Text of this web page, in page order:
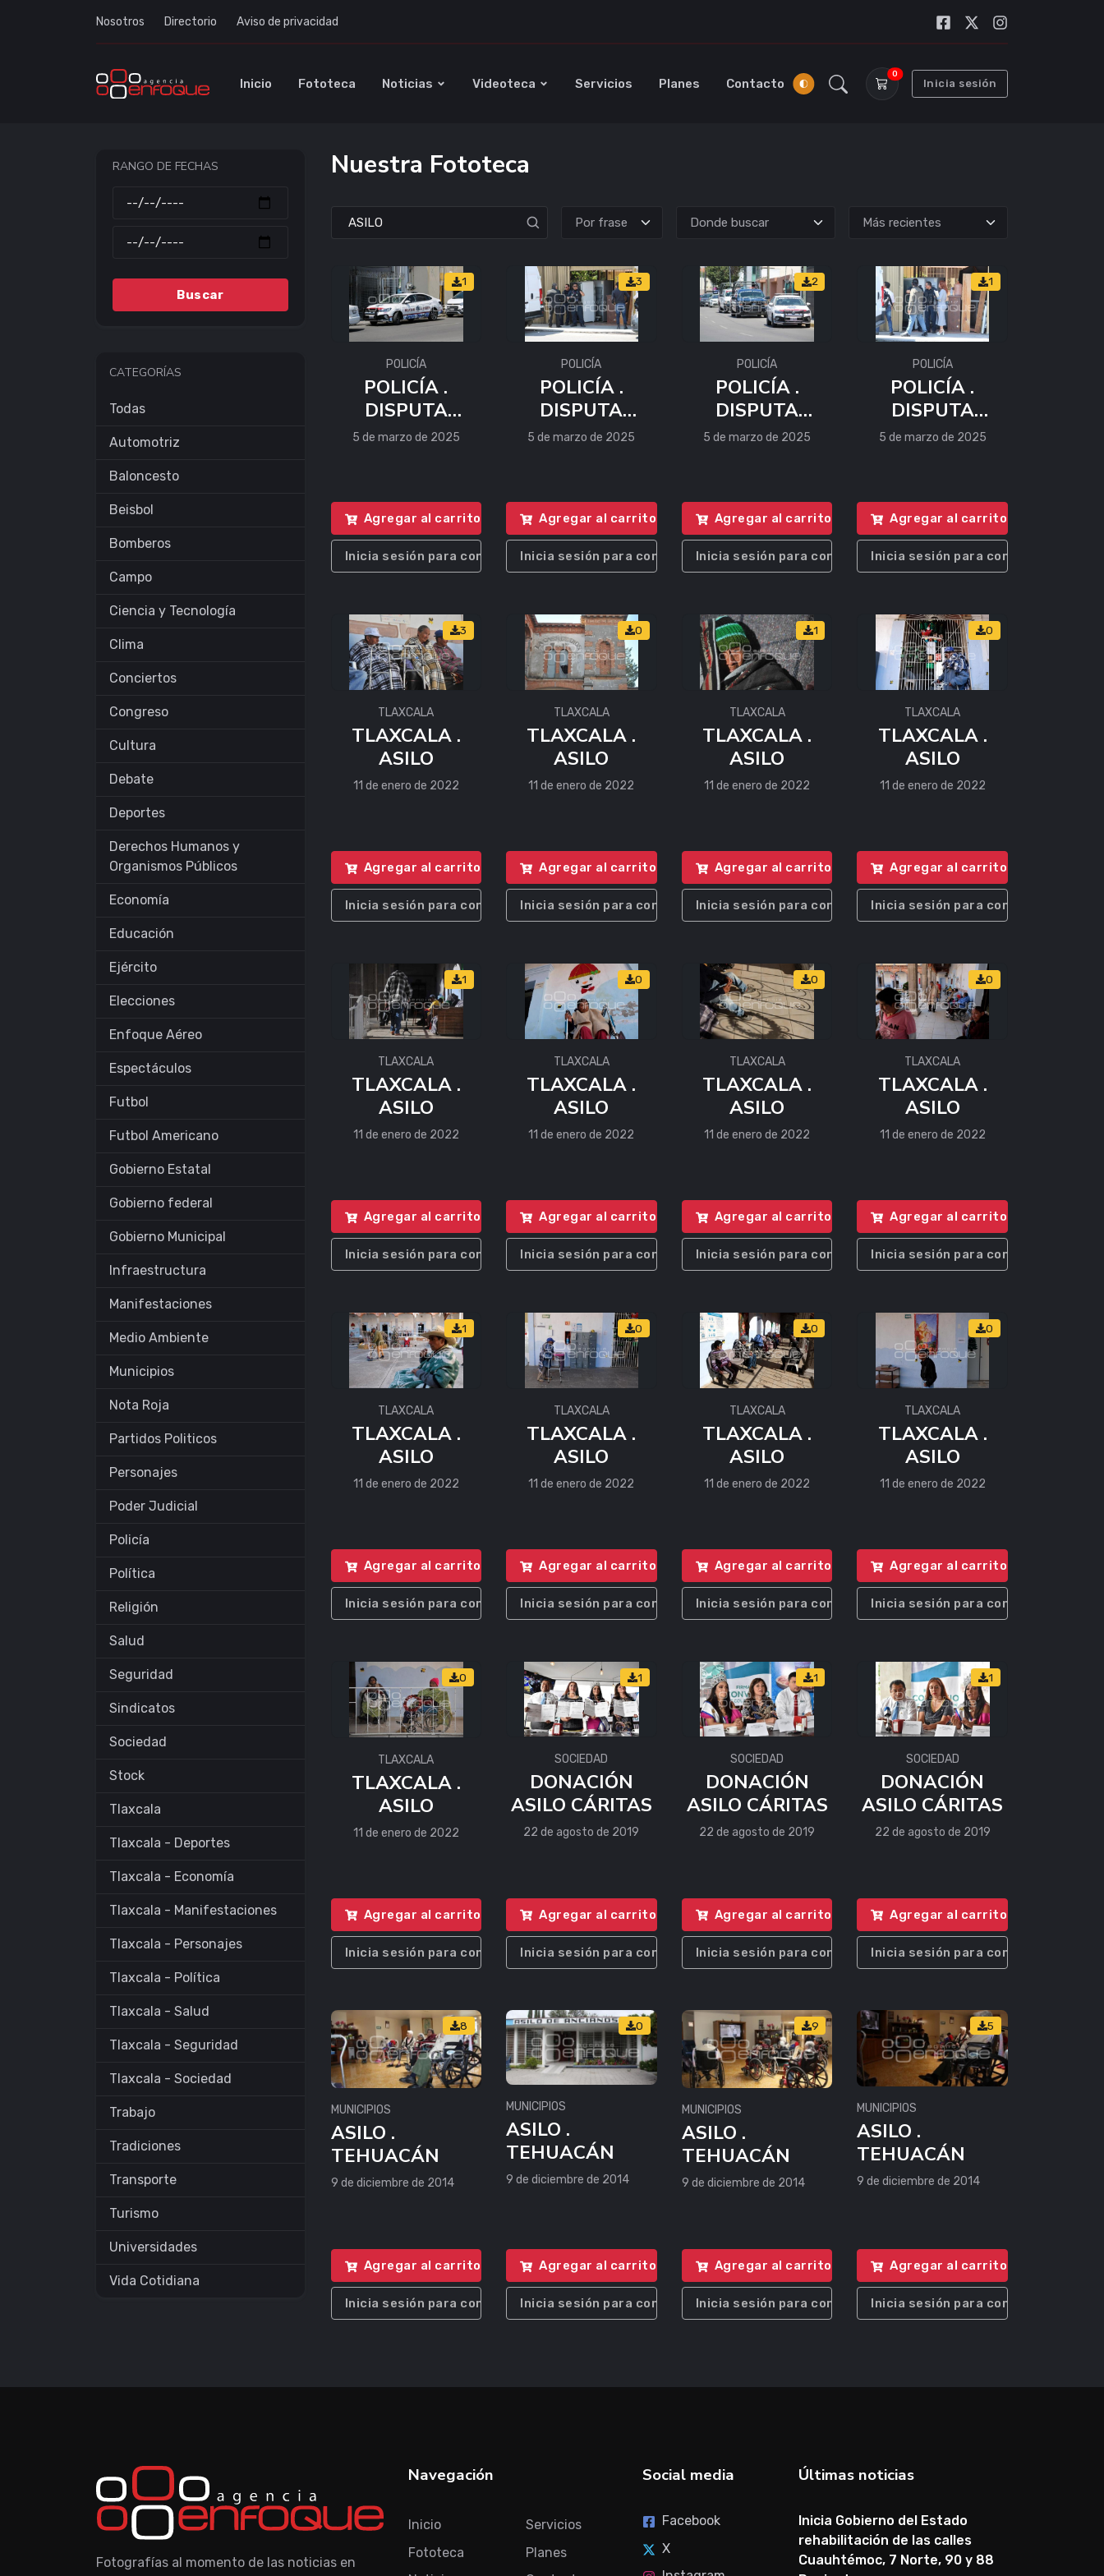
Nosotros Directorio Aviso de privacidad
Inicio Fototeca Noticias Videoteca Servicios Planes Contacto
0
Inicia sesión
RANGO DE FECHAS
Buscar
CATEGORÍAS
Todas
Automotriz
Baloncesto
Beisbol
Bomberos
Campo
Ciencia y Tecnología
Clima
Conciertos
Congreso
Cultura
Debate
Deportes
Derechos Humanos y
Organismos Públicos
Economía
Educación
Ejército
Elecciones
Enfoque Aéreo
Espectáculos
Futbol
Futbol Americano
Gobierno Estatal
Gobierno federal
Gobierno Municipal
Infraestructura
Manifestaciones
Medio Ambiente
Municipios
Nota Roja
Partidos Politicos
Personajes
Poder Judicial
Policía
Política
Religión
Salud
Seguridad
Sindicatos
Sociedad
Stock
Tlaxcala
Tlaxcala - Deportes
Tlaxcala - Economía
Tlaxcala - Manifestaciones
Tlaxcala - Personajes
Tlaxcala - Política
Tlaxcala - Salud
Tlaxcala - Seguridad
Tlaxcala - Sociedad
Trabajo
Tradiciones
Transporte
Turismo
Universidades
Vida Cotidiana
Nuestra Fototeca
Donde buscar
1
POLICÍA
POLICÍA .
DISPUTA
INMUEBLE
5 de marzo de 2025
Agregar al carrito
Inicia sesión para comprar
3
POLICÍA
POLICÍA .
DISPUTA
INMUEBLE
5 de marzo de 2025
Agregar al carrito
Inicia sesión para comprar
2
POLICÍA
POLICÍA .
DISPUTA
INMUEBLE
5 de marzo de 2025
Agregar al carrito
Inicia sesión para comprar
1
POLICÍA
POLICÍA .
DISPUTA
INMUEBLE
5 de marzo de 2025
Agregar al carrito
Inicia sesión para comprar
3
TLAXCALA
TLAXCALA .
ASILO
11 de enero de 2022
Agregar al carrito
Inicia sesión para comprar
0
TLAXCALA
TLAXCALA .
ASILO
11 de enero de 2022
Agregar al carrito
Inicia sesión para comprar
1
TLAXCALA
TLAXCALA .
ASILO
11 de enero de 2022
Agregar al carrito
Inicia sesión para comprar
0
TLAXCALA
TLAXCALA .
ASILO
11 de enero de 2022
Agregar al carrito
Inicia sesión para comprar
1
TLAXCALA
TLAXCALA .
ASILO
11 de enero de 2022
Agregar al carrito
Inicia sesión para comprar
0
TLAXCALA
TLAXCALA .
ASILO
11 de enero de 2022
Agregar al carrito
Inicia sesión para comprar
0
TLAXCALA
TLAXCALA .
ASILO
11 de enero de 2022
Agregar al carrito
Inicia sesión para comprar
0
TLAXCALA
TLAXCALA .
ASILO
11 de enero de 2022
Agregar al carrito
Inicia sesión para comprar
1
TLAXCALA
TLAXCALA .
ASILO
11 de enero de 2022
Agregar al carrito
Inicia sesión para comprar
0
TLAXCALA
TLAXCALA .
ASILO
11 de enero de 2022
Agregar al carrito
Inicia sesión para comprar
0
TLAXCALA
TLAXCALA .
ASILO
11 de enero de 2022
Agregar al carrito
Inicia sesión para comprar
0
TLAXCALA
TLAXCALA .
ASILO
11 de enero de 2022
Agregar al carrito
Inicia sesión para comprar
0
TLAXCALA
TLAXCALA .
ASILO
11 de enero de 2022
Agregar al carrito
Inicia sesión para comprar
1
SOCIEDAD
DONACIÓN
ASILO CÁRITAS
22 de agosto de 2019
Agregar al carrito
Inicia sesión para comprar
1
SOCIEDAD
DONACIÓN
ASILO CÁRITAS
22 de agosto de 2019
Agregar al carrito
Inicia sesión para comprar
1
SOCIEDAD
DONACIÓN
ASILO CÁRITAS
22 de agosto de 2019
Agregar al carrito
Inicia sesión para comprar
8
MUNICIPIOS
ASILO .
TEHUACÁN
9 de diciembre de 2014
Agregar al carrito
Inicia sesión para comprar
0
MUNICIPIOS
ASILO .
TEHUACÁN
9 de diciembre de 2014
Agregar al carrito
Inicia sesión para comprar
9
MUNICIPIOS
ASILO .
TEHUACÁN
9 de diciembre de 2014
Agregar al carrito
Inicia sesión para comprar
5
MUNICIPIOS
ASILO .
TEHUACÁN
9 de diciembre de 2014
Agregar al carrito
Inicia sesión para comprar
Fotografías al momento de las noticias en
Navegación
Inicio
Fototeca
Servicios
Planes
Social media
Facebook
X
Últimas noticias
Inicia Gobierno del Estado
rehabilitación de las calles
Cuauhtémoc, 7 Norte, 90 y 88